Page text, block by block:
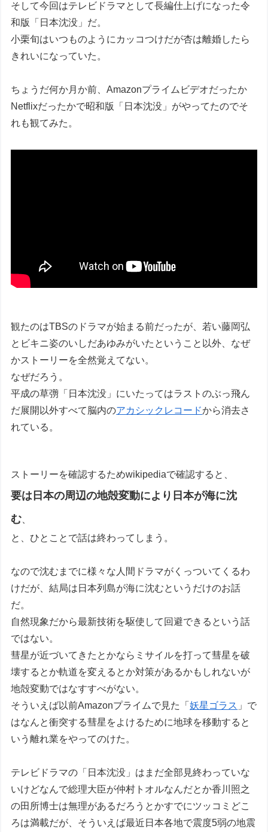
そして今回はテレビドラマとして長編仕上げになった令
和版「日本沈没」だ。
小栗旬はいつものようにカッコつけだが杏は離婚したら
きれいになっていた。
ちょうだ何か月か前、Amazonプライムビデオだったか
Netflixだったかで昭和版「日本沈没」がやってたのでそ
れも観てみた。
観たのはTBSのドラマが始まる前だったが、若い藤岡弘
とビキニ姿のいしだあゆみがいたということ以外、なぜ
かストーリーを全然覚えてない。
なぜだろう。
平成の草彅「日本沈没」にいたってはラストのぶっ飛ん
だ展開以外すべて脳内のアカシックレコードから消去さ
れている。
ストーリーを確認するためwikipediaで確認すると、
要は日本の周辺の地殻変動により日本が海に沈
む
と、ひとことで話は終わってしまう。
なので沈むまでに様々な人間ドラマがくっついてくるわ
けだが、結局は日本列島が海に沈むというだけのお話
だ。
自然現象だから最新技術を駆使して回避できるという話
ではない。
彗星が近づいてきたとかならミサイルを打って彗星を破
壊するとか軌道を変えるとか対策があるかもしれないが
地殻変動ではなすすべがない。
そういえば以前Amazonプライムで見た「妖星ゴラス 」で
はなんと衝突する彗星をよけるために地球を移動すると
いう離れ業をやってのけた。
テレビドラマの「日本沈没」はまだ全部見終わっていな
いけどなんで総理大臣が仲村トオルなんだとか香川照之
の田所博士は無理があるだろうとかすでにツッコミどこ
ろは満載だが、そういえば最近日本各地で震度5弱の地震